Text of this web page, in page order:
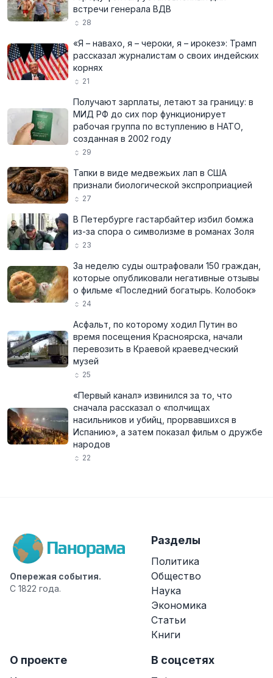
встречи генерала ВДВ
28
«Я – навахо, я – чероки, я – ирокез»: Трамп
рассказал журналистам о своих индейских
корнях
21
Получают зарплаты, летают за границу: в
МИД РФ до сих пор функционирует
рабочая группа по вступлению в НАТО,
созданная в 2002 году
29
Тапки в виде медвежьих лап в США
признали биологической экспроприацией
27
В Петербурге гастарбайтер избил бомжа
из-за спора о символизме в романах Золя
23
За неделю суды оштрафовали 150 граждан,
которые опубликовали негативные отзывы
о фильме «Последний богатырь. Колобок»
24
Асфальт, по которому ходил Путин во
время посещения Красноярска, начали
перевозить в Краевой краеведческий
музей
25
«Первый канал» извинился за то, что
сначала рассказал о «полчищах
насильников и убийц, прорвавшихся в
Испанию», а затем показал фильм о дружбе
народов
22
Опережая события.
С 1822 года.
Разделы
Политика
Общество
Наука
Экономика
Статьи
Книги
О проекте В соцсетях